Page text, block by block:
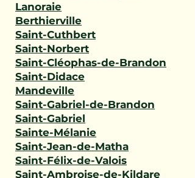
Lanoraie
Berthierville
Saint-Cuthbert
Saint-Norbert
Saint-Cléophas-de-Brandon
Saint-Didace
Mandeville
Saint-Gabriel-de-Brandon
Saint-Gabriel
Sainte-Mélanie
Saint-Jean-de-Matha
Saint-Félix-de-Valois
Saint-Ambroise-de-Kildare